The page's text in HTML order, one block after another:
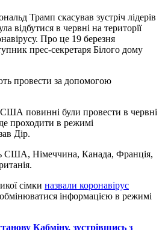
Трамп скасував зустріч лідерів
відбутися в червні на території
Про це 19 березня
прес-секретаря Білого дому
провести за допомогою
США повинні були провести в червні
проходити в режимі
Дір.
США, Німеччина, Канада, Франція,
сімки назвали коронавірус
інформацією в режимі
Кабміну, зустрівшись з